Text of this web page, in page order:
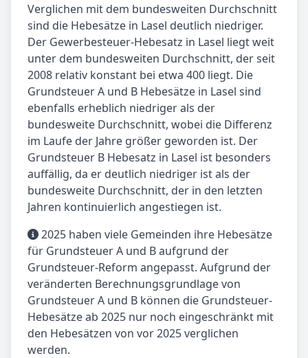
Verglichen mit dem bundesweiten Durchschnitt
sind die Hebesätze in Lasel deutlich niedriger.
Der Gewerbesteuer-Hebesatz in Lasel liegt weit
unter dem bundesweiten Durchschnitt, der seit
2008 relativ konstant bei etwa 400 liegt. Die
Grundsteuer A und B Hebesätze in Lasel sind
ebenfalls erheblich niedriger als der
bundesweite Durchschnitt, wobei die Differenz
im Laufe der Jahre größer geworden ist. Der
Grundsteuer B Hebesatz in Lasel ist besonders
auffällig, da er deutlich niedriger ist als der
bundesweite Durchschnitt, der in den letzten
Jahren kontinuierlich angestiegen ist.
2025 haben viele Gemeinden ihre Hebesätze
für Grundsteuer A und B aufgrund der
Grundsteuer-Reform angepasst. Aufgrund der
veränderten Berechnungsgrundlage von
Grundsteuer A und B können die Grundsteuer-
Hebesätze ab 2025 nur noch eingeschränkt mit
den Hebesätzen von vor 2025 verglichen
werden.